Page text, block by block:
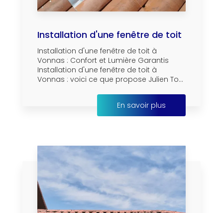
Installation d'une fenêtre de toit
Installation d'une fenêtre de toit à
Vonnas : Confort et Lumière Garantis
Installation d'une fenêtre de toit à
Vonnas : voici ce que propose Julien To...
En savoir plus